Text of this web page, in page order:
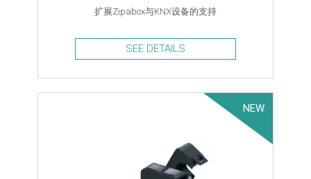
扩展Zipabox与KNX设备的支持
SEE DETAILS
NEW